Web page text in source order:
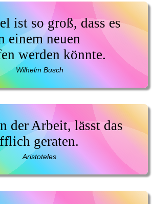
ist so groß, dass es
einem neuen
werden könnte.
Wilhelm Busch
der Arbeit, lässt das
geraten.
Aristoteles